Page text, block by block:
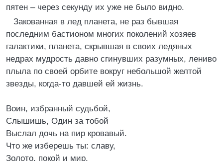
пятен – через секунду их уже не было видно.
Закованная в лед планета, не раз бывшая
последним бастионом многих поколений хозяев
галактики, планета, скрывшая в своих ледяных
недрах мудрость давно сгинувших разумных, лениво
плыла по своей орбите вокруг небольшой желтой
звезды, когда-то давшей ей жизнь.
Воин, избранный судьбой,
Слышишь, Один за тобой
Выслал дочь на пир кровавый.
Что же изберешь ты: славу,
Золото, покой и мир,